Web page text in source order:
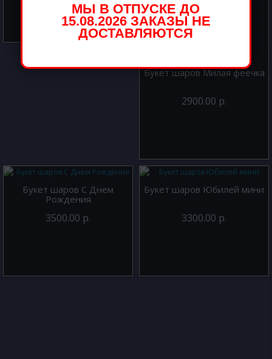
Букет шаров Милая феечка
2900.00 р.
Букет шаров С Днем
Рождения
3500.00 р.
Букет шаров Юбилей мини
3300.00 р.
МЫ В ОТПУСКЕ ДО
15.08.2026 ЗАКАЗЫ НЕ
ДОСТАВЛЯЮТСЯ